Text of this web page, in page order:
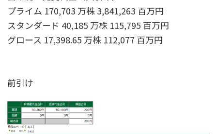
プライム 170,703 万株 3,841,263 百万円
スタンダード 40,185 万株 115,795 百万円
グロース 17,398.65 万株 112,077 百万円
前引け